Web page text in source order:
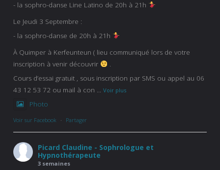
- la sophro-danse Line Latino de 20h à 21h
Le Jeudi 3 Septembre :
- la sophro-danse de 20h à 21h
À Quimper à Kerfeunteun ( lieu communiqué lors de votre
inscription à venir découvrir
.
Cours d’essai gratuit , sous inscription par SMS ou appel au 06
43 12 53 72 ou mail à con ... Voir plus
Photo
Voir sur Facebook · Partager
Picard Claudine - Sophrologue et
Hypnothérapeute
3 semaines